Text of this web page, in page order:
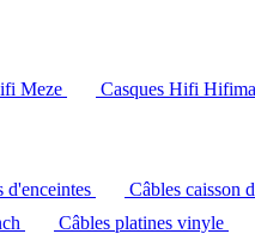
Meze Casques Hifi
d'enceintes Câbles caisson
Câbles platines vinyle